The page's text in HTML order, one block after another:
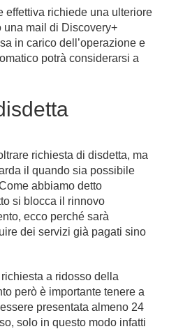
effettiva richiede una ulteriore
una mail di Discovery+
in carico dell’operazione e
potrà considerarsi a
richiesta di disdetta, ma
il quando sia possibile
abbiamo detto
si blocca il rinnovo
ecco perché sarà
dei servizi già pagati sino
a ridosso della
però è importante tenere a
presentata almeno 24
solo in questo modo infatti